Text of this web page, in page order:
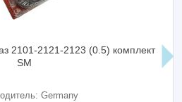
2101-2121-2123 (0.5) комплект
SM
Germany